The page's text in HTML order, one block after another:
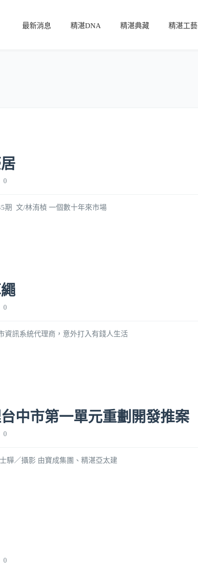
最新消息 精湛DNA 精湛典藏 精湛工藝
0
期 文/林洧楨 一個數十年來市場
0
資訊系統代理商，意外打入有錢人生活
中市第一單元重劃開發推案
0
驊／攝影 由寶成集團、精湛亞太建
0